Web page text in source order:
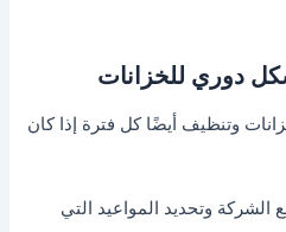
دوري للخزانات
وتنظيف أيضًا كل فترة إذا كان
وتحديد المواعيد التي